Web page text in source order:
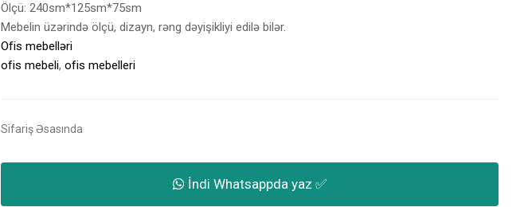
Ölçü: 240sm*125sm*75sm
Mebelin üzərində ölçü, dizayn, rəng dəyişikliyi edilə bilər.
Ofis mebelləri
ofis mebeli, ofis mebelleri
Sifariş Əsasında
İndi Whatsappda yaz ✅